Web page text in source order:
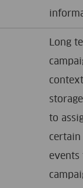
Long
to
certain
events